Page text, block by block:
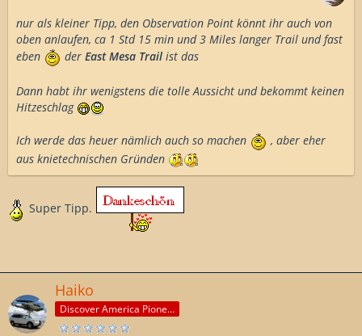
nur als kleiner Tipp, den Observation Point könnt ihr auch von
oben anlaufen, ca 1 Std 15 min und 3 Miles langer Trail und fast
eben
der East Mesa Trail ist das
Dann habt ihr wenigstens die tolle Aussicht und bekommt keinen
Hitzeschlag
Ich werde das heuer nämlich auch so machen
, aber eher
aus knietechnischen Gründen
Super Tipp.
Haiko
Discover America Pioneer